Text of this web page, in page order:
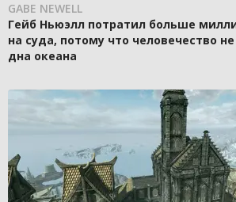
GABE NEWELL
Гейб Ньюэлл потратил больше
на суда, потому что человечество
дна океана